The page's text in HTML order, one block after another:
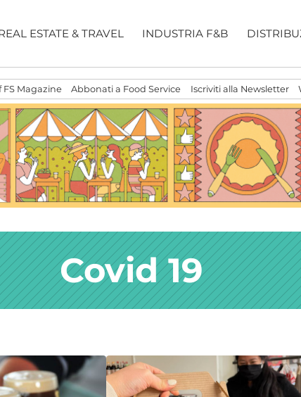
ESTATE & TRAVEL INDUSTRIA F&B
FS Magazine Abbonati a Food Service Iscriviti alla Newsletter
Covid 19